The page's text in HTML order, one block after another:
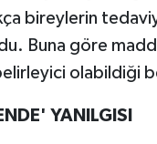
bireylerin
Buna göre maddi
olabildiği
YANILGISI